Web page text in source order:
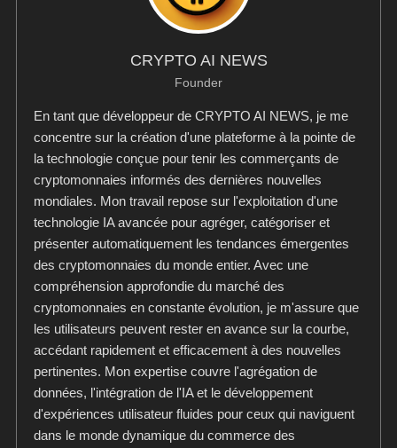
CRYPTO AI NEWS
Founder
En tant que développeur de CRYPTO AI NEWS, je me
concentre sur la création d'une plateforme à la pointe de
la technologie conçue pour tenir les commerçants de
cryptomonnaies informés des dernières nouvelles
mondiales. Mon travail repose sur l'exploitation d'une
technologie IA avancée pour agréger, catégoriser et
présenter automatiquement les tendances émergentes
des cryptomonnaies du monde entier. Avec une
compréhension approfondie du marché des
cryptomonnaies en constante évolution, je m'assure que
les utilisateurs peuvent rester en avance sur la courbe,
accédant rapidement et efficacement à des nouvelles
pertinentes. Mon expertise couvre l'agrégation de
données, l'intégration de l'IA et le développement
d'expériences utilisateur fluides pour ceux qui naviguent
dans le monde dynamique du commerce des